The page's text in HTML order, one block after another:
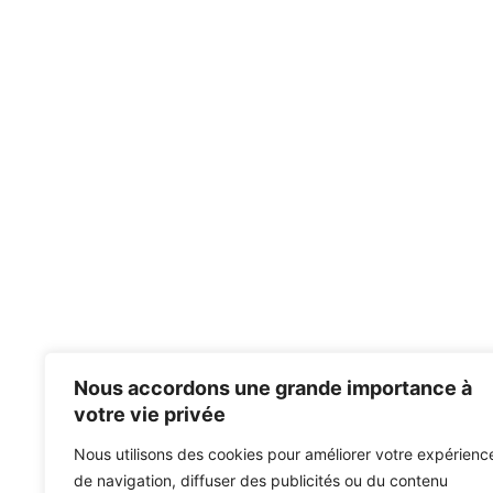
Nous accordons une grande importance à
votre vie privée
Nous utilisons des cookies pour améliorer votre
de navigation, diffuser des publicités ou du contenu